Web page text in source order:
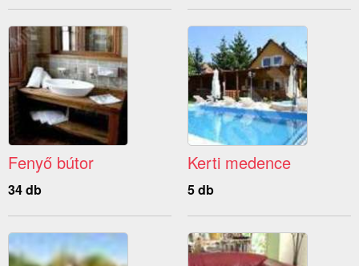
Fenyő bútor
34 db
Kerti medence
5 db